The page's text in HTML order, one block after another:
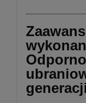
generacji